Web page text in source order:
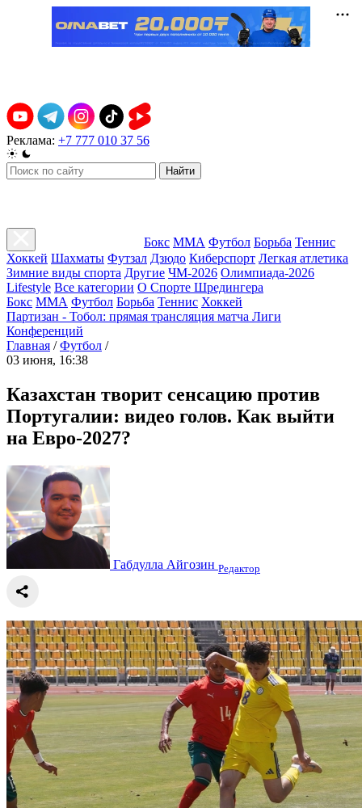
Реклама: +7 777 010 37 56
Найти
Бокс ММА Футбол Борьба Теннис
Хоккей Шахматы Футзал Дзюдо Киберспорт Легкая атлетика
Зимние виды спорта Другие ЧМ-2026 Олимпиада-2026
Lifestyle Все категории О Спорте Шредингера
Бокс ММА Футбол Борьба Теннис Хоккей
Партизан - Тобол: прямая трансляция матча Лиги
Конференций
Главная / Футбол /
03 июня, 16:38
Казахстан творит сенсацию против
Португалии: видео голов. Как выйти
на Евро-2027?
Габдулла Айгозин Редактор